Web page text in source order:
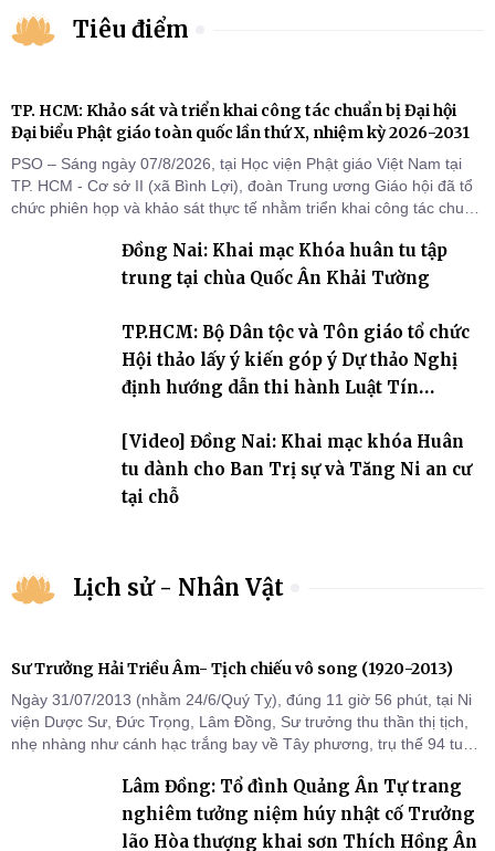
Tiêu điểm
TP. HCM: Khảo sát và triển khai công tác chuẩn bị Đại hội
Đại biểu Phật giáo toàn quốc lần thứ X, nhiệm kỳ 2026-2031
PSO – Sáng ngày 07/8/2026, tại Học viện Phật giáo Việt Nam tại
TP. HCM - Cơ sở II (xã Bình Lợi), đoàn Trung ương Giáo hội đã tổ
chức phiên họp và khảo sát thực tế nhằm triển khai công tác chuẩn
Đồng Nai: Khai mạc Khóa huân tu tập
trung tại chùa Quốc Ân Khải Tường
TP.HCM: Bộ Dân tộc và Tôn giáo tổ chức
Hội thảo lấy ý kiến góp ý Dự thảo Nghị
định hướng dẫn thi hành Luật Tín
[Video] Đồng Nai: Khai mạc khóa Huân
tu dành cho Ban Trị sự và Tăng Ni an cư
tại chỗ
Lịch sử - Nhân Vật
Sư Trưởng Hải Triều Âm- Tịch chiếu vô song (1920-2013)
Ngày 31/07/2013 (nhằm 24/6/Quý Tỵ), đúng 11 giờ 56 phút, tại Ni
viện Dược Sư, Đức Trọng, Lâm Đồng, Sư trưởng thu thần thị tịch,
nhẹ nhàng như cánh hạc trắng bay về Tây phương, trụ thế 94 tuổi
Lâm Đồng: Tổ đình Quảng Ân Tự trang
nghiêm tưởng niệm húy nhật cố Trưởng
lão Hòa thượng khai sơn Thích Hồng Ân